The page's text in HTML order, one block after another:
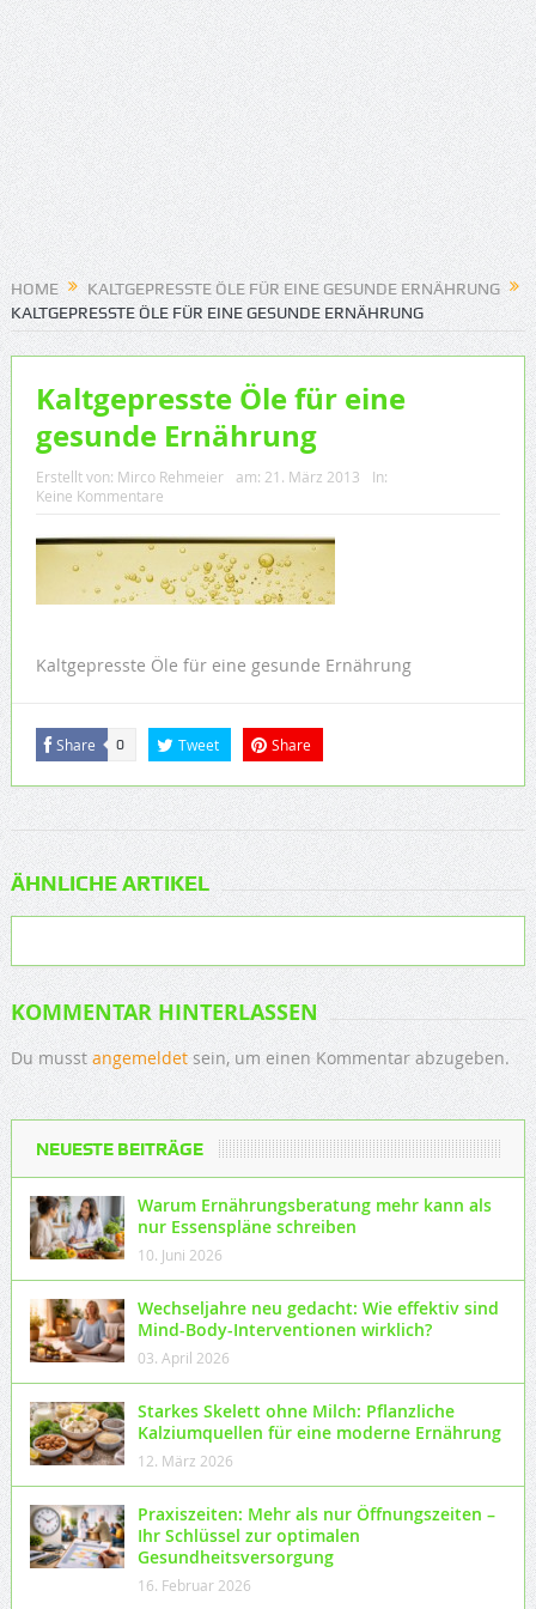
HOME
KALTGEPRESSTE ÖLE FÜR EINE GESUNDE ERNÄHRUNG
KALTGEPRESSTE ÖLE FÜR EINE GESUNDE ERNÄHRUNG
Kaltgepresste Öle für eine
gesunde Ernährung
Erstellt von: Mirco Rehmeier am: 21. März 2013
In:
Keine Kommentare
Kaltgepresste Öle für eine gesunde Ernährung
Share 0 Tweet Share
ÄHNLICHE ARTIKEL
KOMMENTAR HINTERLASSEN
Du musst angemeldetsein, um einen Kommentar abzugeben.
NEUESTE BEITRÄGE
Warum Ernährungsberatung mehr kann als
nur Essenspläne schreiben
10. Juni 2026
Wechseljahre neu gedacht: Wie effektiv sind
Mind-Body-Interventionen wirklich?
03. April 2026
Starkes Skelett ohne Milch: Pflanzliche
Kalziumquellen für eine moderne Ernährung
12. März 2026
Praxiszeiten: Mehr als nur Öffnungszeiten –
Ihr Schlüssel zur optimalen
Gesundheitsversorgung
16. Februar 2026